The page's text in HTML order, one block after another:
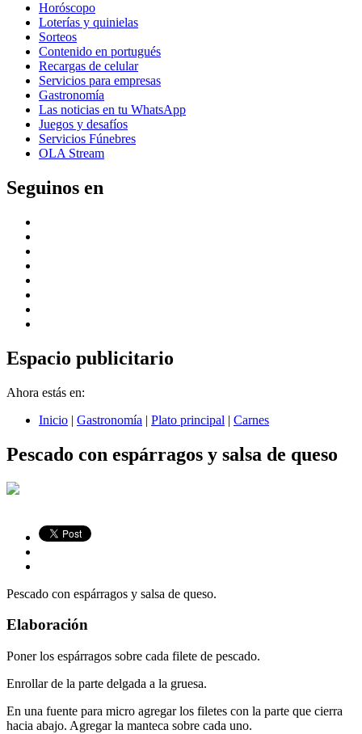
Horóscopo
Loterías y quinielas
Sorteos
Contenido en portugués
Recargas de celular
Servicios para empresas
Gastronomía
Las noticias en tu WhatsApp
Juegos y desafíos
Servicios Fúnebres
OLA Stream
Seguinos en
Espacio publicitario
Ahora estás en:
Inicio | Gastronomía | Plato principal | Carnes
Pescado con espárragos y salsa de queso
Pescado con espárragos y salsa de queso.
Elaboración
Poner los espárragos sobre cada filete de pescado.
Enrollar de la parte delgada a la gruesa.
En una fuente para micro agregar los filetes con la parte que cierra
hacia abajo. Agregar la manteca sobre cada uno.